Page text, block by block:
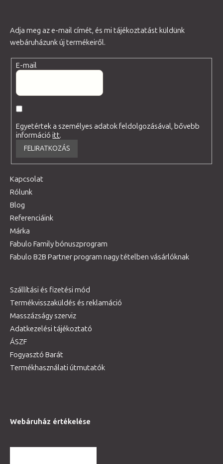
Adja meg az e-mail címét, és mi tájékoztatást küldünk
webáruházunk új termékeiről.
E-mail
Egyetértek a személyes adatok feldolgozásával, bővebb
információitt.
FELIRATKOZÁS
Kapcsolat
Rólunk
Blog
Referenciáink
Márka
Fabulo Family bónuszprogram
Fabulo B2B Partner program nagy tételben vásárlóknak
Szállítási és fizetési mód
Termékvisszaküldés és reklamáció
Masszázságy szerviz
Adatkezelési tájékoztató
ÁSZF
Fogyasztó Barát
Termékhasználati útmutatók
Webáruház értékelése